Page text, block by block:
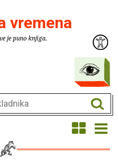
vremena
je puno knjiga.